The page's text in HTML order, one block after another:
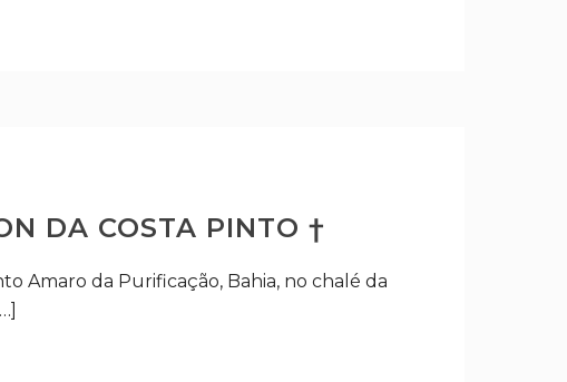
DA COSTA PINTO †
Amaro da Purificação, Bahia, no chalé da